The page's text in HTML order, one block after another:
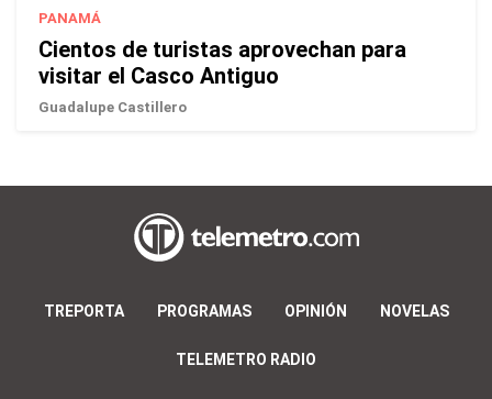
PANAMÁ
Cientos de turistas aprovechan para
visitar el Casco Antiguo
Guadalupe Castillero
TREPORTA PROGRAMAS OPINIÓN NOVELAS
TELEMETRO RADIO